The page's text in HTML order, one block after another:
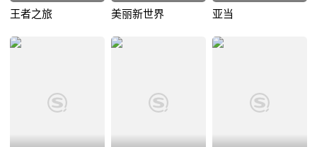
王者之旅 美丽新世界 亚当